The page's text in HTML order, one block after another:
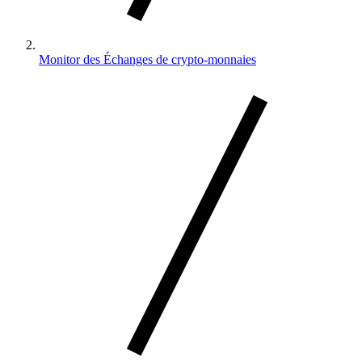
Monitor des Échanges de crypto-monnaies